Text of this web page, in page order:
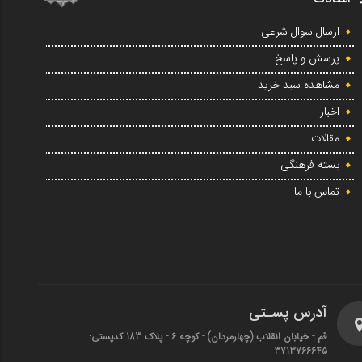
ارسال سوال شرعی
پرسش و پاسخ
مشاهده سبد خرید
اخبار
مقالات
بسته فرهنگی
تماس با ما
آدرس پسـتی
قم - خیابان انقلاب (چهارمردان)‌ - کوچه 6 - پلاک 183 کدپستی:
3713766645